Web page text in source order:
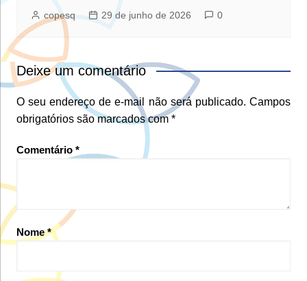
copesq 29 de junho de 2026 0
Deixe um comentário
O seu endereço de e-mail não será publicado. Campos
obrigatórios são marcados com *
Comentário *
Nome*